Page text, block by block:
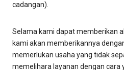
cadangan).
Selama kami dapat memberikan
kami akan memberikannya
memerlukan usaha yang tidak
memelihara layanan dengan cara